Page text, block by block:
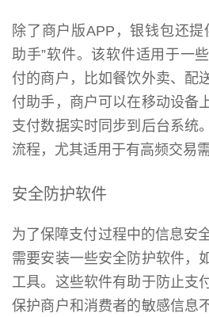
除了商户版APP，银钱包还
助手”软件。该软件适用于一
付的商户，比如餐饮外卖、配
付助手，商户可以在移动设备
支付数据实时同步到后台系统
流程，尤其适用于有高频交易
安全防护软件
为了保障支付过程中的信息安
需要安装一些安全防护软件，
工具。这些软件有助于防止支
保护商户和消费者的敏感信息